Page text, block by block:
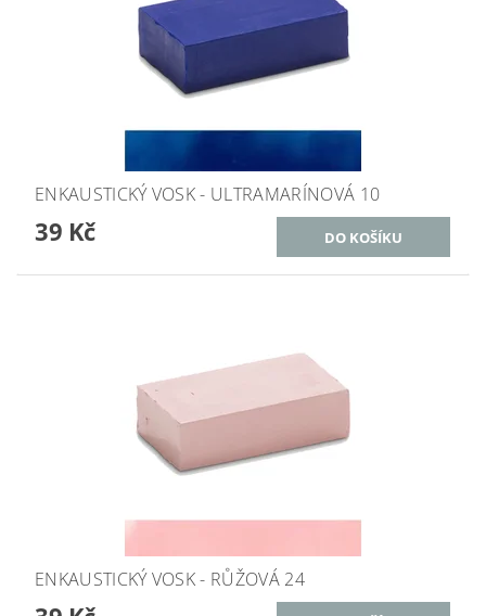
ENKAUSTICKÝ VOSK - ULTRAMARÍNOVÁ 10
39 Kč
ENKAUSTICKÝ VOSK - RŮŽOVÁ 24